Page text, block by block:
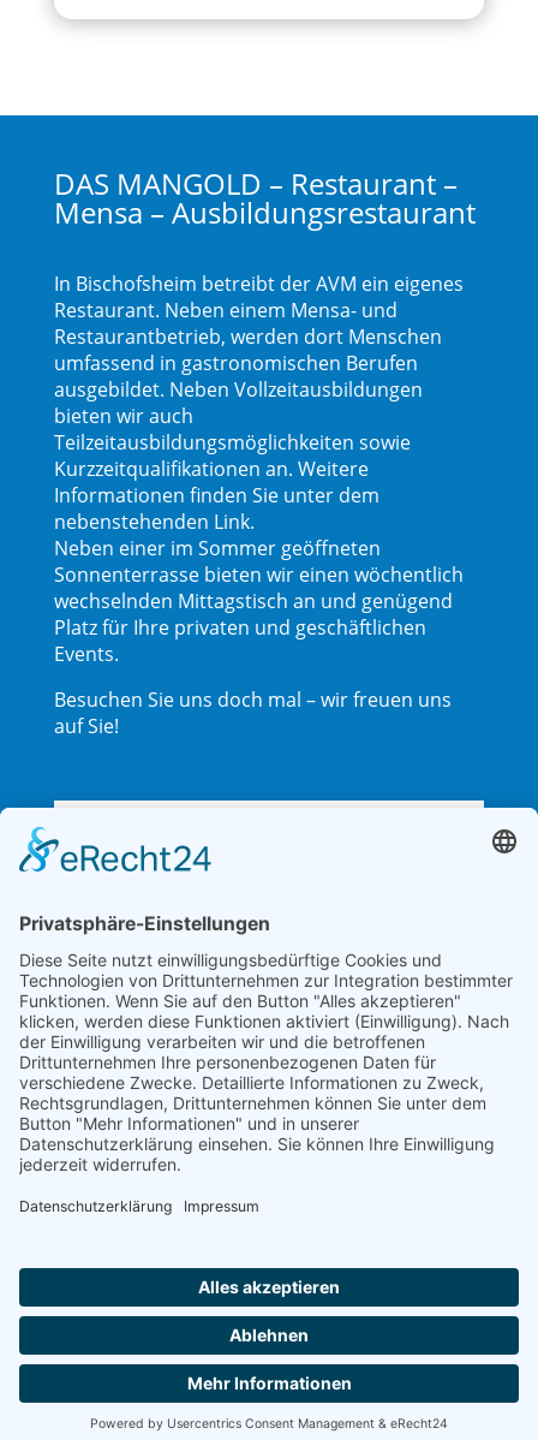
DAS MANGOLD – Restaurant –
Mensa – Ausbildungsrestaurant
In Bischofsheim betreibt der AVM ein eigenes
Restaurant. Neben einem Mensa- und
Restaurantbetrieb, werden dort Menschen
umfassend in gastronomischen Berufen
ausgebildet. Neben Vollzeitausbildungen
bieten wir auch
Teilzeitausbildungsmöglichkeiten sowie
Kurzzeitqualifikationen an. Weitere
Informationen finden Sie unter dem
nebenstehenden Link.
Neben einer im Sommer geöffneten
Sonnenterrasse bieten wir einen wöchentlich
wechselnden Mittagstisch an und genügend
Platz für Ihre privaten und geschäftlichen
Events.
Besuchen Sie uns doch mal – wir freuen uns
auf Sie!
Für mehr Infos, hier klicken!
Main - info@avm-ruesselsheim.de - Telefon: 06142
DISCLAIMER IMPRESSUM